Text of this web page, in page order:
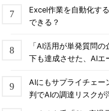
Excel作業を自動化す
できる？
「AI活用が単発質問
下も達成させた、AIエ
AIにもサプライチェ
判でAIの調達リスクが